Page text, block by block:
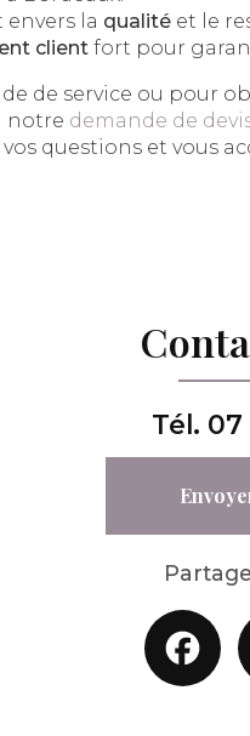
la qualité et le
client fort pour
de service ou pour
notre demande de
questions et vous
Tél. 07